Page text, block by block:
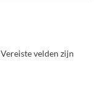
Vereiste velden zijn